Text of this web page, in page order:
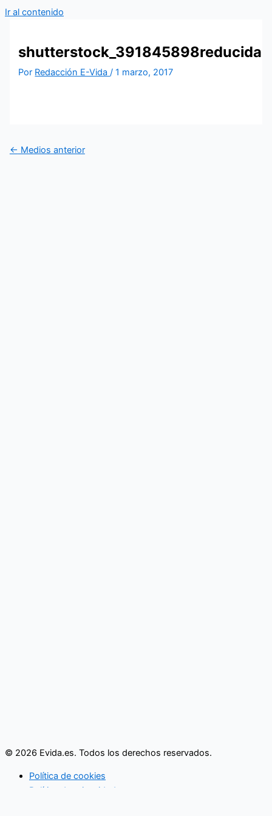
Ir al contenido
shutterstock_391845898reducida
Por Redacción E-Vida/1 marzo, 2017
← Medios anterior
© 2026 Evida.es. Todos los derechos reservados.
Política de cookies
Política de privacidad